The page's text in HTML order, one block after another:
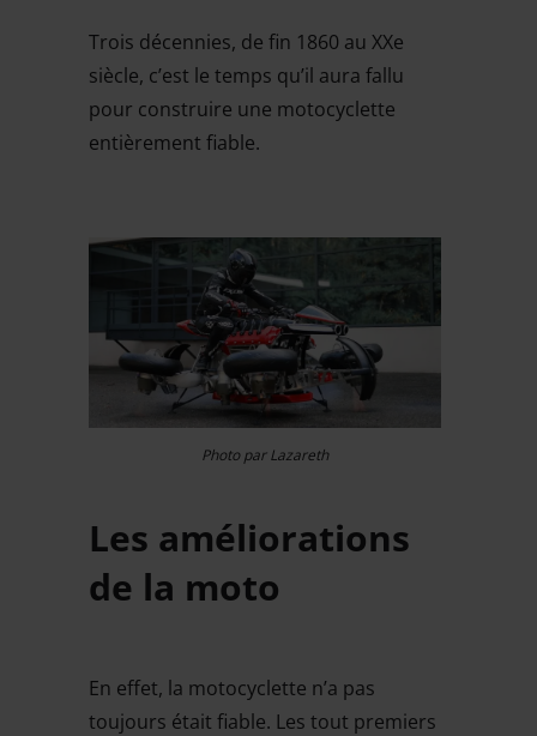
Trois décennies, de fin 1860 au XXe
siècle, c’est le temps qu’il aura fallu
pour construire une motocyclette
entièrement fiable.
Photo par Lazareth
Les améliorations
de la moto
En effet, la motocyclette n’a pas
toujours était fiable. Les tout premiers